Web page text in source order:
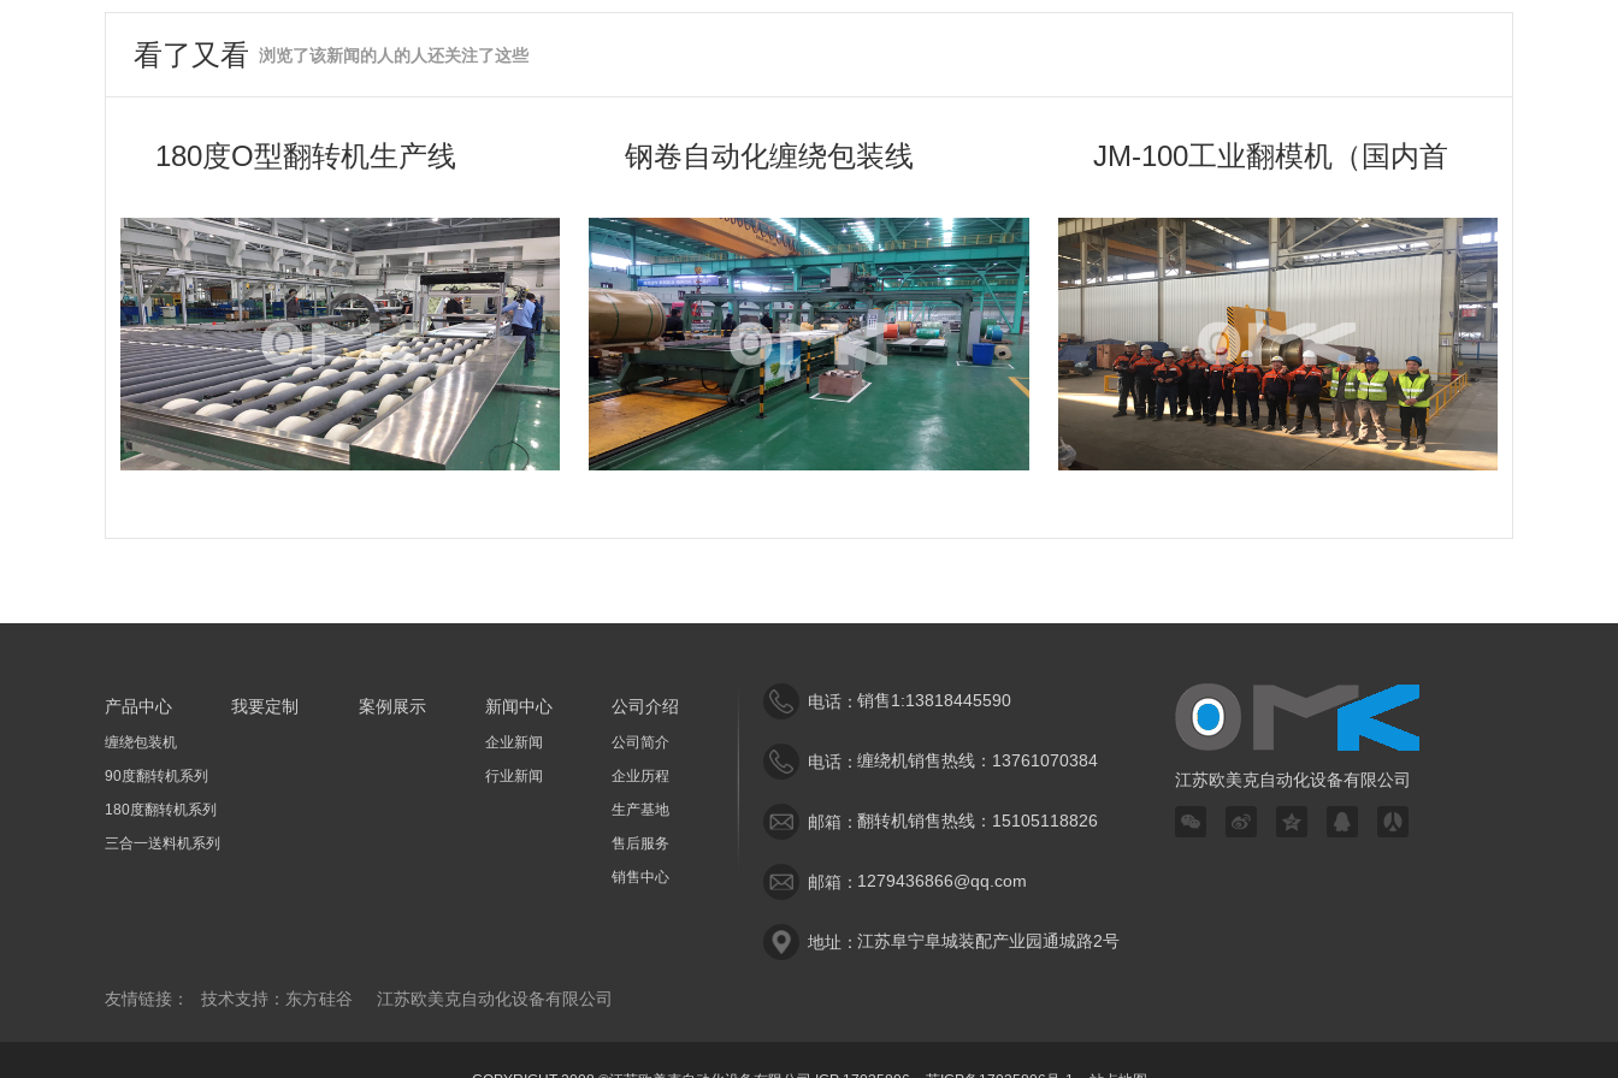
看了又看 浏览了该新闻的人的人还关注了这些
180度O型翻转机生产线 钢卷自动化缠绕包装线
JM-100工业翻模机（国内首
产品中心
缠绕包装机
90度翻转机系列
180度翻转机系列
三合一送料机系列
我要定制 案例展示 新闻中心
企业新闻
行业新闻
公司介绍
公司简介
企业历程
生产基地
售后服务
销售中心
电话：销售1:13818445590
电话：缠绕机销售热线：13761070384
邮箱：翻转机销售热线：15105118826
邮箱： 1279436866@qq.com
地址：江苏阜宁阜城装配产业园通城路2号
江苏欧美克自动化设备有限公司
友情链接： 技术支持：东方硅谷 江苏欧美克自动化设备有限公司